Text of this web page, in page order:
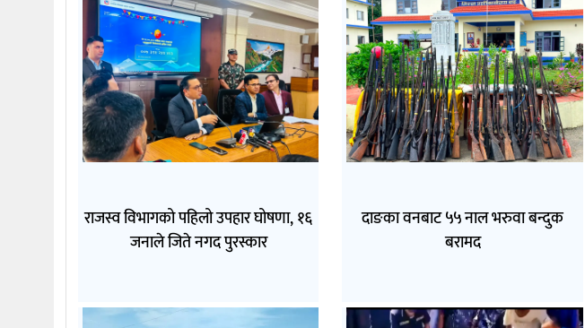
राजस्व विभागको पहिलो उपहार घोषणा, १६
जनाले जिते नगद पुरस्कार
दाङका वनबाट ५५ नाल भरुवा बन्दुक
बरामद